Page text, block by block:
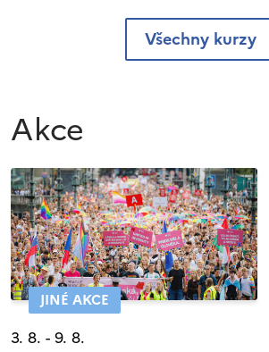
Všechny kurzy
Akce
JINÉ AKCE
3. 8. - 9. 8.